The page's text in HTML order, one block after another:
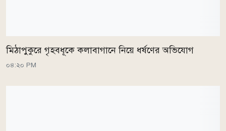
মিঠাপুকুরে গৃহবধূকে কলাবাগানে নিয়ে ধর্ষণের অভিযোগ
০৪:২০ PM